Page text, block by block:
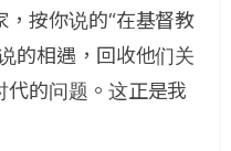
按你说的“在基督教
的相遇，回收他们关
代的问题。这正是我